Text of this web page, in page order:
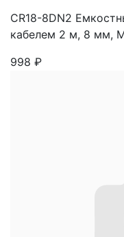
CR18-8DN2
кабелем 2 м, 8 мм,
998 ₽